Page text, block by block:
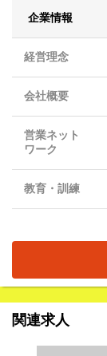
企業情報
経営理念
会社概要
営業ネット
ワーク
教育・訓練
関連求人